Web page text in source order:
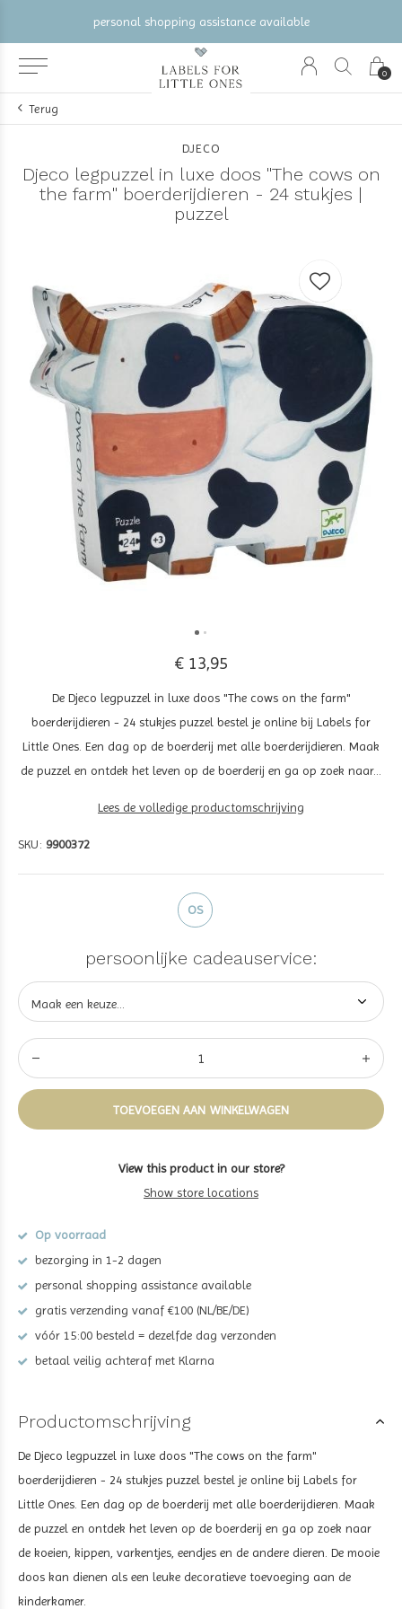
0
gratis verzending vanaf €100 (NL/BE/DE)
Terug
DJECO
Djeco legpuzzel in luxe doos "The cows on
the farm" boerderijdieren - 24 stukjes |
puzzel
€ 13,95
De Djeco legpuzzel in luxe doos "The cows on the farm"
boerderijdieren - 24 stukjes puzzel bestel je online bij Labels for
Little Ones. Een dag op de boerderij met alle boerderijdieren. Maak
de puzzel en ontdek het leven op de boerderij en ga op zoek naar...
Lees de volledige productomschrijving
SKU: 9900372
OS
persoonlijke cadeauservice:
TOEVOEGEN AAN WINKELWAGEN
View this product in our store?
Show store locations
Op voorraad
bezorging in 1-2 dagen
personal shopping assistance available
gratis verzending vanaf €100 (NL/BE/DE)
vóór 15:00 besteld = dezelfde dag verzonden
betaal veilig achteraf met Klarna
Productomschrijving
De Djeco legpuzzel in luxe doos "The cows on the farm"
boerderijdieren - 24 stukjes puzzel bestel je online bij Labels for
Little Ones. Een dag op de boerderij met alle boerderijdieren. Maak
de puzzel en ontdek het leven op de boerderij en ga op zoek naar
de koeien, kippen, varkentjes, eendjes en de andere dieren. De mooie
doos kan dienen als een leuke decoratieve toevoeging aan de
kinderkamer.